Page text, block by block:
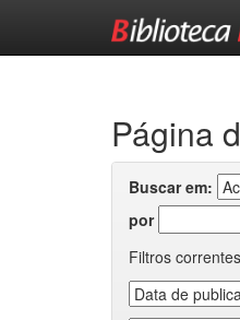
Página
Buscar em:
por
Filtros